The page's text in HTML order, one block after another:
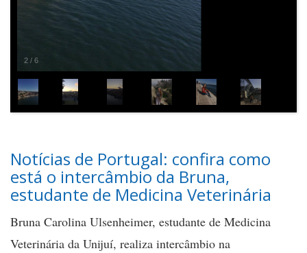
2 / 6
Notícias de Portugal: confira como
está o intercâmbio da Bruna,
estudante de Medicina Veterinária
Bruna Carolina Ulsenheimer, estudante de Medicina
Veterinária da Unijuí, realiza intercâmbio na